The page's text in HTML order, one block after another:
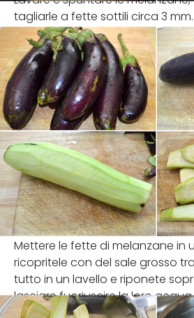
tagliarle a fette sottili circa 3 mm.
Mettere le fette di melanzane in
ricopritele con del sale grosso
tutto in un lavello e riponete
lasciare fuoriuscire la loro acqua.